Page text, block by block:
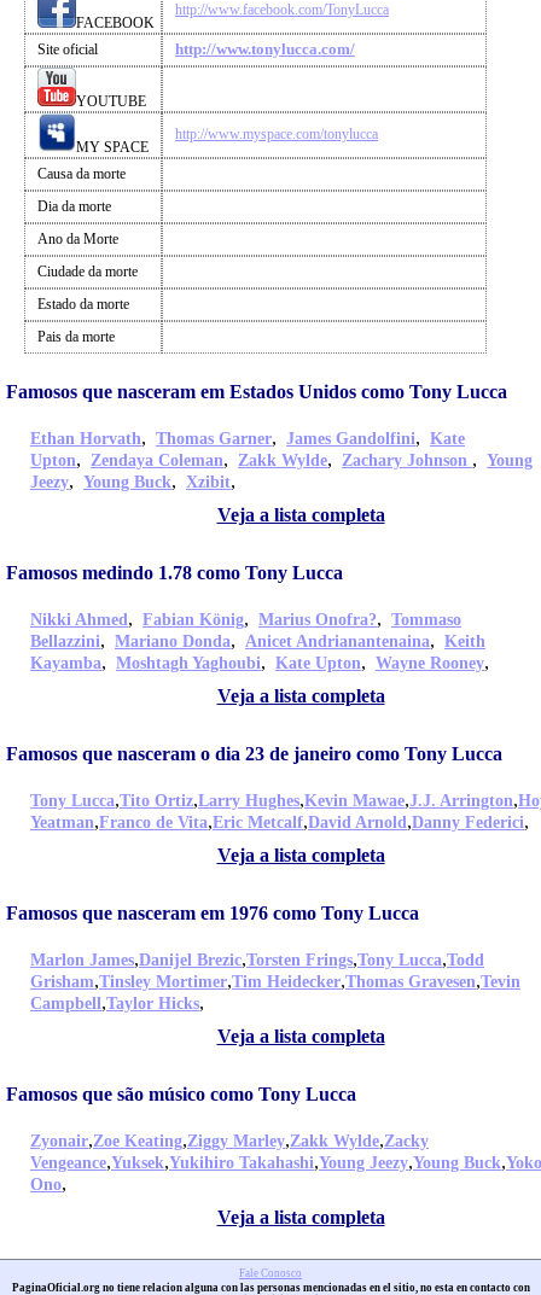
FACEBOOK
http://www.facebook.com/TonyLucca
Site oficial http://www.tonylucca.com/
YOUTUBE
MY SPACE
http://www.myspace.com/tonylucca
Causa da morte
Dia da morte
Ano da Morte
Ciudade da morte
Estado da morte
Pais da morte
Famosos que nasceram em Estados Unidos como Tony Lucca
Ethan Horvath, Thomas Garner, James Gandolfini, Kate
Upton, Zendaya Coleman, Zakk Wylde, Zachary Johnson , Young
Jeezy, Young Buck, Xzibit,
Veja a lista completa
Famosos medindo 1.78 como Tony Lucca
Nikki Ahmed, Fabian König, Marius Onofra?, Tommaso
Bellazzini, Mariano Donda, Anicet Andrianantenaina, Keith
Kayamba, Moshtagh Yaghoubi, Kate Upton, Wayne Rooney,
Veja a lista completa
Famosos que nasceram o dia 23 de janeiro como Tony Lucca
Tony Lucca,Tito Ortiz,Larry Hughes,Kevin Mawae,J.J. Arrington,
Yeatman,Franco de Vita,Eric Metcalf,David Arnold,Danny Federici,
Veja a lista completa
Famosos que nasceram em 1976 como Tony Lucca
Marlon James,Danijel Brezic,Torsten Frings,Tony Lucca,Todd
Grisham,Tinsley Mortimer,Tim Heidecker,Thomas Gravesen,Tevin
Campbell,Taylor Hicks,
Veja a lista completa
Famosos que são músico como Tony Lucca
Zyonair,Zoe Keating,Ziggy Marley,Zakk Wylde,Zacky
Vengeance,Yuksek,Yukihiro Takahashi,Young Jeezy,Young Buck,Yoko
Ono,
Veja a lista completa
Fale Conosco
PaginaOficial.org no tiene relacion alguna con las personas mencionadas en el sitio, no esta en contacto con